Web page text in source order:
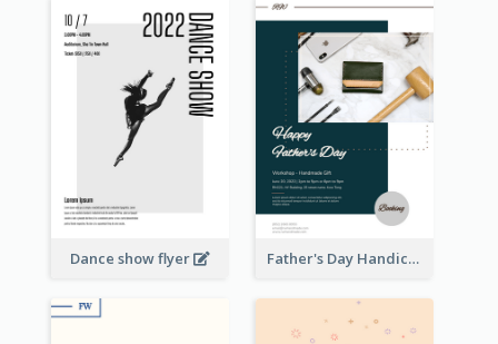
Dance show flyer Father's Day Handicrafts Workshop Flyer